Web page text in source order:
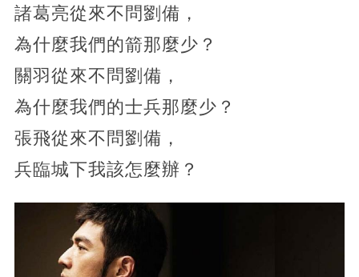
諸葛亮從來不問劉備，
為什麼我們的箭那麼少？
關羽從來不問劉備，
為什麼我們的士兵那麼少？
張飛從來不問劉備，
兵臨城下我該怎麼辦？